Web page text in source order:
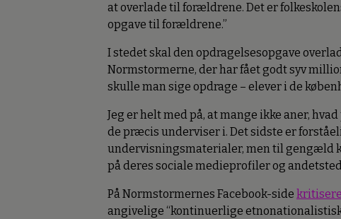
at overlade til forældrene. Det er
opgave til forældrene.”
I stedet skal den opdragelsesopgave
Normstormerne, der har fået godt syv
skulle man sige opdrage – elever i de
Jeg er helt med på, at mange ikke aner,
de præcis underviser i. Det sidste er
undervisningsmaterialer, men til gengæld
på deres sociale medieprofiler og
På Normstormernes Facebook-side
angivelige “kontinuerlige